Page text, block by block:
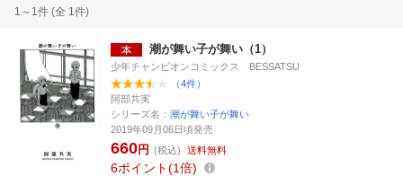
1～1件 (全 1件)
潮が舞い子が舞い（1）
少年チャンピオンコミックス BESSATSU
（4件）
阿部共実
シリーズ名： 潮が舞い子が舞い
2019年09月06日頃発売
660円 (税込) 送料無料
6ポイント 1倍